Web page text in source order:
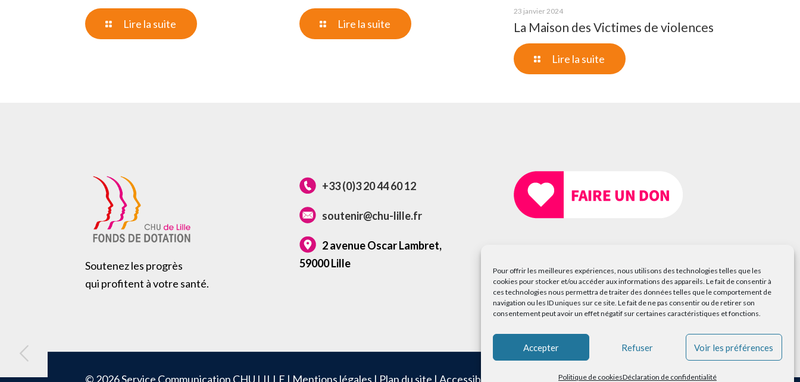
Pour offrir les meilleures expériences, nous utilisons des technologies telles que les
cookies pour stocker et/ou accéder aux informations des appareils. Le fait de consentir à
ces technologies nous permettra de traiter des données telles que le comportement de
navigation ou les ID uniques sur ce site. Le fait de ne pas consentir ou de retirer son
consentement peut avoir un effet négatif sur certaines caractéristiques et fonctions.
Accepter Refuser Voir les préférences
Politique de cookiesDéclaration de confidentialité
Lire la suite Lire la suite
23 janvier 2024
La Maison des Victimes de violences
Lire la suite
Soutenez les progrès
qui profitent à votre santé.
+33 (0)3 20 44 60 12
soutenir@chu-lille.fr
2 avenue Oscar Lambret,
59000 Lille
© 2026 Service Communication CHU LILLE | Mentions légales | Plan du site | Accessibilité : non conforme